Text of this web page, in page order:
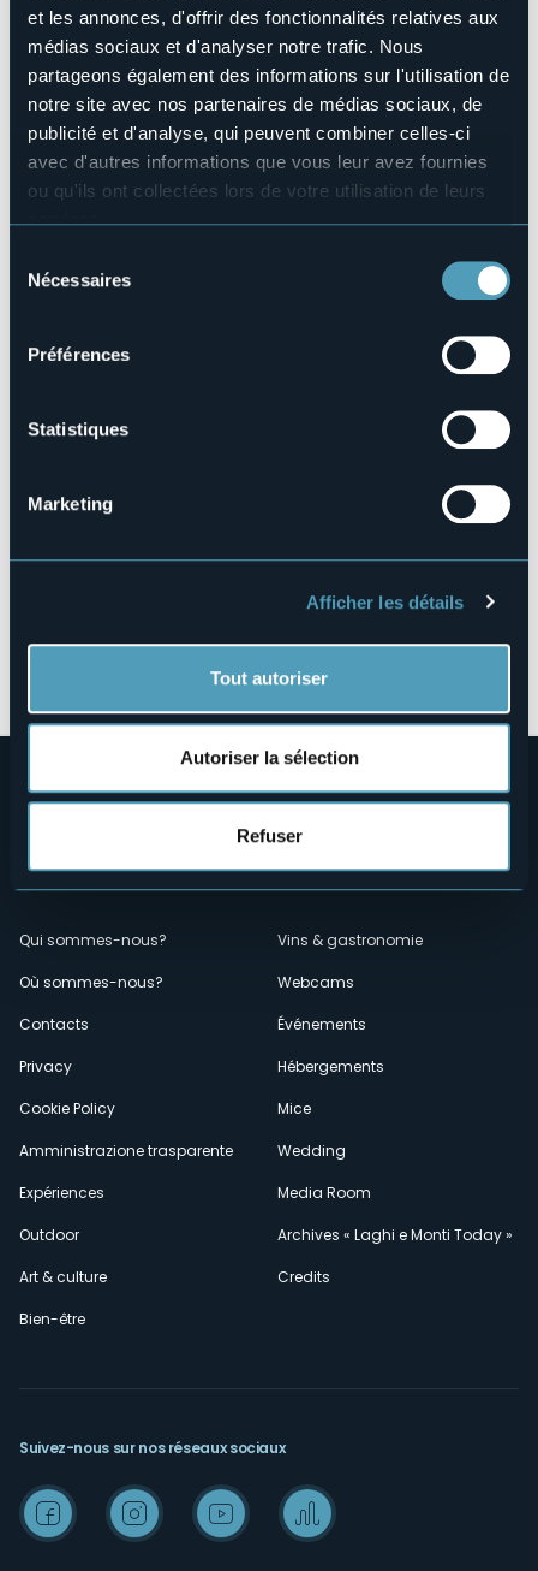
et les annonces, d'offrir des fonctionnalités relatives aux
médias sociaux et d'analyser notre trafic. Nous
partageons également des informations sur l'utilisation de
notre site avec nos partenaires de médias sociaux, de
publicité et d'analyse, qui peuvent combiner celles-ci
avec d'autres informations que vous leur avez fournies
ou qu'ils ont collectées lors de votre utilisation de leurs
services.
manière de les gérer et de les supprimer,
cliquez ici
Nécessaires
Préférences
Statistiques
Marketing
Afficher les détails
Tout autoriser
Autoriser la sélection
Refuser
Nombres de chambres
Nombres de lits
E-mail
ristorantelealpi@yahoo.com
+39 338 3448489
Codice CIR
103031-ALB-00004
Menù
secondario
Qui sommes-nous?
Où sommes-nous?
Contacts
Privacy
Cookie Policy
Amministrazione trasparente
Expériences
Outdoor
Art & culture
Bien-être
Vins & gastronomie
Webcams
Événements
Hébergements
Mice
Wedding
Media Room
Archives « Laghi e Monti Today »
Credits
Suivez-nous sur nos réseaux sociaux